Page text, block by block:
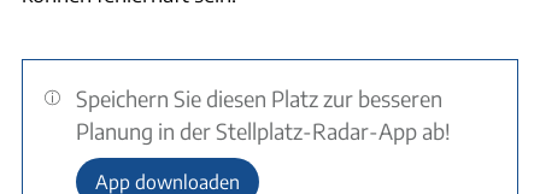
Speichern Sie diesen Platz zur besseren
Planung in der Stellplatz-Radar-App ab!
App downloaden